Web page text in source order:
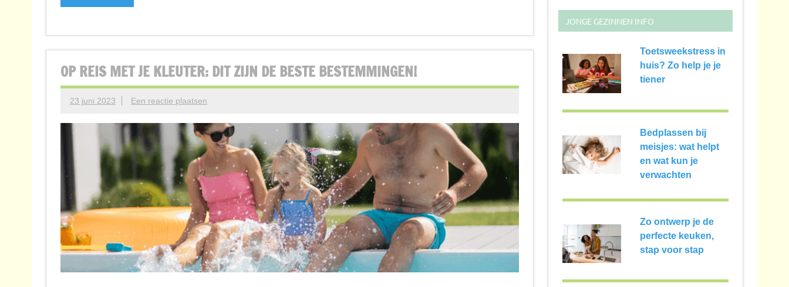
OP REIS MET JE KLEUTER: DIT ZIJN DE BESTE BESTEMMINGEN!
23 juni 2023 Een reactie plaatsen
JONGE GEZINNEN INFO
Toetsweekstress in
huis? Zo help je je
tiener
Bedplassen bij
meisjes: wat helpt
en wat kun je
verwachten
Zo ontwerp je de
perfecte keuken,
stap voor stap